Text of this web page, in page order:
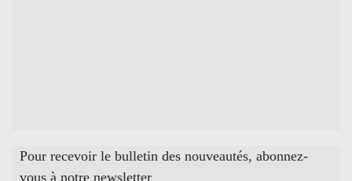
Pour recevoir le bulletin des nouveautés, abonnez-
vous à notre newsletter